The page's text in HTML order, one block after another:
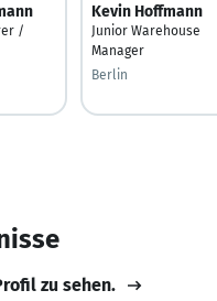
/
Kevin Hoffmann
Junior Warehouse
Manager
Berlin
zu sehen.